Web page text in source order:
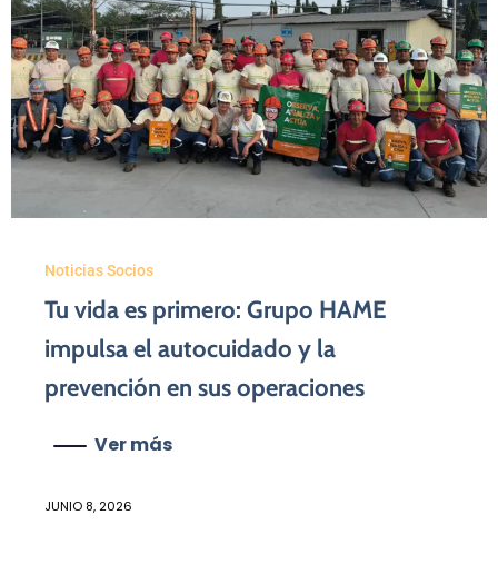
Noticias Socios
Tu vida es primero: Grupo HAME
impulsa el autocuidado y la
prevención en sus operaciones
Ver más
JUNIO 8, 2026